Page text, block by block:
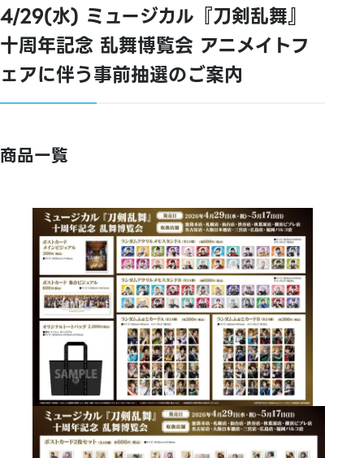
4/29(水) ミュージカル『刀剣乱舞』
十周年記念 乱舞博覧会 アニメイトフ
ェアに伴う事前抽選のご案内
商品一覧